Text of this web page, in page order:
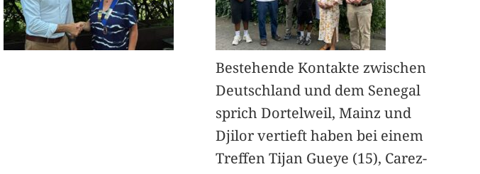
Bestehende Kontakte zwischen
Deutschland und dem Senegal
sprich Dortelweil, Mainz und
Djilor vertieft haben bei einem
Treffen Tijan Gueye (15), Carez-